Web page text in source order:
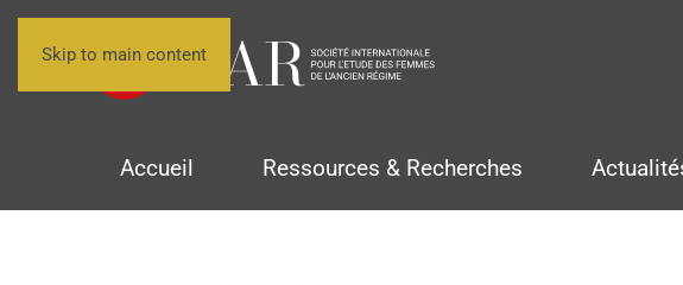
Skip to main content
Accueil Ressources & Recherches